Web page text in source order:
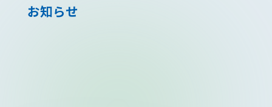
お知らせ